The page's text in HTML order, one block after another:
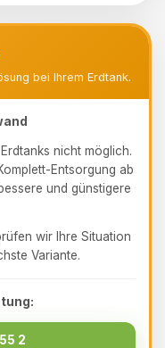
bei Ihrem Erdtank.
nicht möglich.
Entsorgung ab
und günstigere
wir Ihre Situation
Variante.
2